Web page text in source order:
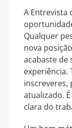
A Entrevista
Qualquer
nova
acabaste de
experiência.
inscreveres,
atualizado.
clara do